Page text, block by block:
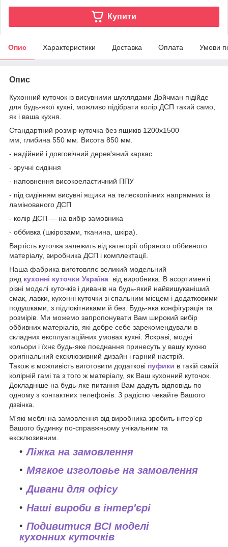
Купити
Опис Характеристики Доставка Оплата Умови
Опис
Кухонний куточок із висувними шухлядами Дойчман підійде
для будь-якої кухні, можливо підібрати колір ДСП такий само,
як і ваша кухня.
Стандартний розмір куточка без ящиків 1200х1500
мм, глибина 550 мм. Висота 850 мм.
- надійний і довговічний дерев'яний каркас
- зручні сидіння
- наповнення високоеластичний ППУ
- під сидінням висувні ящики на телескопічних напрямних із
ламінованого ДСП
- колір ДСП — на вибір замовника
- оббивка (шкірозами, тканина, шкіра).
Вартість куточка залежить від категорії обраного оббивного
матеріалу, виробника ДСП і комплектації.
Наша фабрика виготовляє великий модельний
ряд кухонні куточки Україна від виробника. В асортименті
різні моделі куточків і диванів на будь-який найвишуканіший
смак, лавки, кухонні куточки зі спальним місцем і додатковими
подушками, з підлокітниками й без. Будь-яка конфігурація та
розмірів. Ми можемо запропонувати Вам широкий вибір
оббивних матеріалів, які добре себе зарекомендували в
складних експлуатаційних умовах кухні. Яскраві, модні
кольори і їхнє будь-яке поєднання принесуть у вашу кухню
оригінальний ексклюзивний дизайн і гарний настрій.
Також є можливість виготовити додаткові пуфики в такій самій
колірній гамі та з того ж матеріалу, як Ваш кухонний куточок.
Докладніше на будь-яке питання Вам дадуть відповідь по
одному з контактних телефонів. З радістю чекайте Вашого
дзвінка.
М'які меблі на замовлення від виробника зробить інтер'єр
Вашого будинку по-справжньому унікальним та
ексклюзивним.
Ліжка на замовлення
Мягкое изголовье на замовлення
Дивани для офісу
Наші вироби в інтер'єрі
Подивитися ВСІ моделі
кухонних куточків